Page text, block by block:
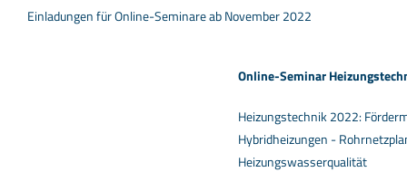
Einladungen für Online-Seminare ab November 2022
Online-Seminar
Heizungstechnik 2022:
Hybridheizungen -
Heizungswasserqualität